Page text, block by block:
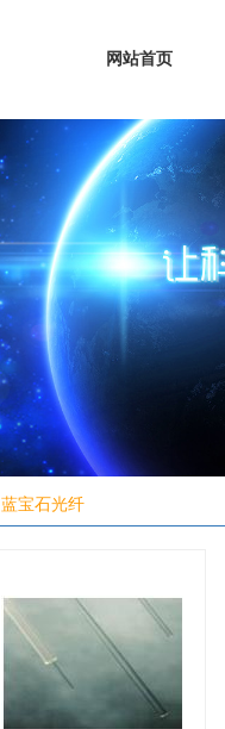
网站首页
蓝宝石光纤